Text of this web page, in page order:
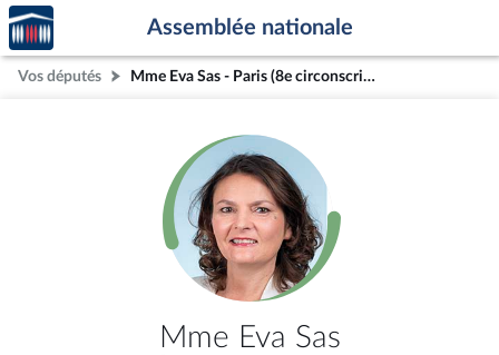
Aller au contenu
Aller en bas de la page
Accèder
à la
page
d'accueil
Assemblée nationale
Vos députés Mme Eva Sas - Paris (8e circonscription)
Mme Eva Sas